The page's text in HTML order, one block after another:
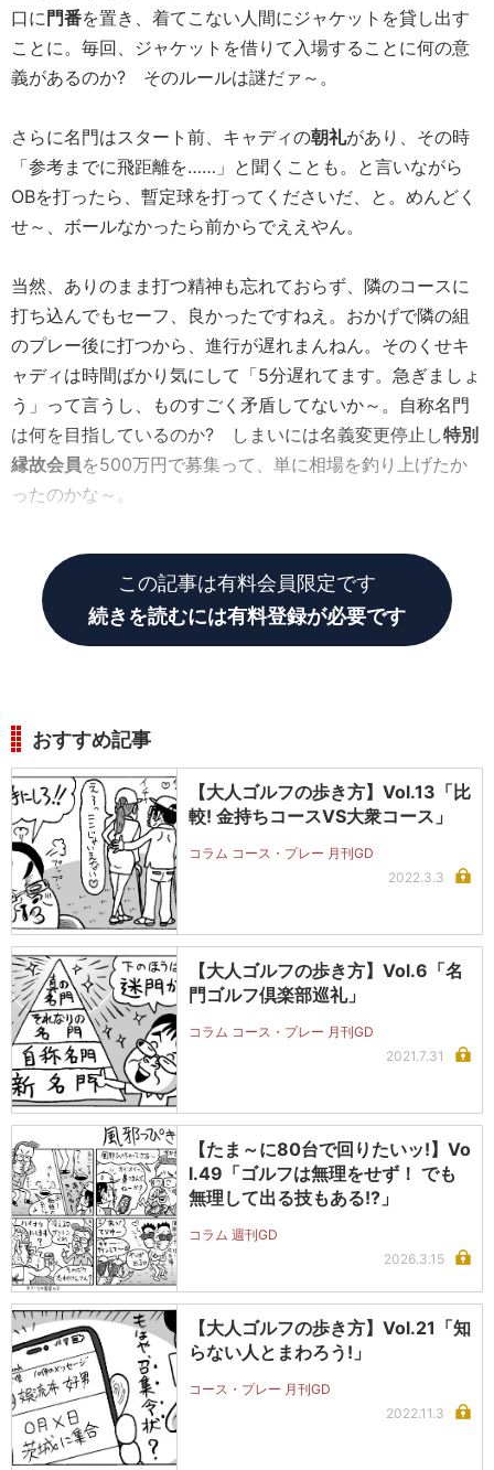
口に 門番を置き、着てこない人間にジャケットを貸し出す
ことに。毎回、ジャケットを借りて入場することに何の意
義があるのか? そのルールは謎だァ～。
さらに名門はスタート前、キャディの朝礼があり、その時
「参考までに飛距離を……」と聞くことも。と言いながら
OBを打ったら、暫定球を打ってくださいだ、と。めんどく
せ～、ボールなかったら前からでええやん。
当然、ありのまま打つ精神も忘れておらず、隣のコースに
打ち込んでもセーフ、良かったですねえ。おかげで隣の組
のプレー後に打つから、進行が遅れまんねん。そのくせキ
ャディは時間ばかり気にして「5分遅れてます。急ぎましょ
う」って言うし、ものすごく矛盾してないか～。自称名門
は何を目指しているのか? しまいには名義変更停止し特別
縁故会員を500万円で募集って、単に相場を釣り上げたか
ったのかな～。
この記事は有料会員限定です
続きを読むには有料登録が必要です
おすすめ記事
【大人ゴルフの歩き方】Vol.13「比
較! 金持ちコースVS大衆コース」
コラム コース・プレー 月刊GD
2022.3.3
【大人ゴルフの歩き方】Vol.6「名
門ゴルフ倶楽部巡礼」
コラム コース・プレー 月刊GD
2021.7.31
【たま～に80台で回りたいッ!】Vo
l.49「ゴルフは無理をせず！ でも
無理して出る技もある!?」
コラム 週刊GD
2026.3.15
【大人ゴルフの歩き方】Vol.21「知
らない人とまわろう!」
コース・プレー 月刊GD
2022.11.3